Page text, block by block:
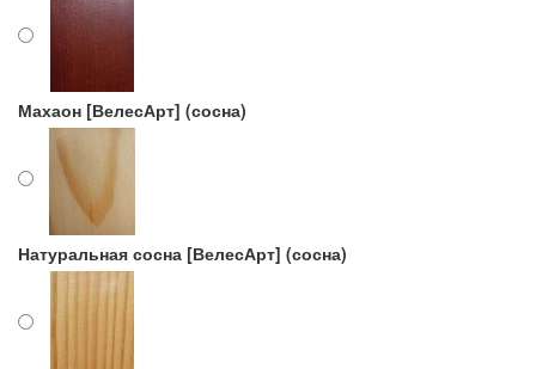
Махаон [ВелесАрт] (сосна)
Натуральная сосна [ВелесАрт] (сосна)